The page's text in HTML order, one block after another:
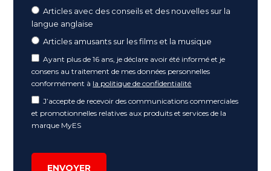
Articles avec des conseils et des nouvelles sur la
langue anglaise
Articles amusants sur les films et la musique
Ayant plus de 16 ans, je déclare avoir été informé et je
consens au traitement de mes données personnelles
conformément à la politique de confidentialité
J’accepte de recevoir des communications commerciales
et promotionnelles relatives aux produits et services de la
marque MyES
ENVOYER